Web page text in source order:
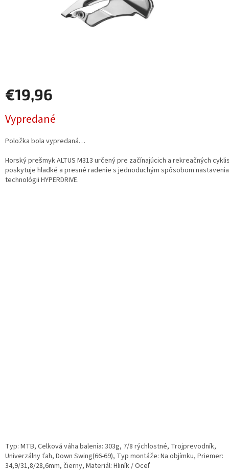
€19,96
cena:
Vypredané
Položka bola vypredaná…
Horský prešmyk ALTUS M313 určený pre začínajúcich a rekreačných
poskytuje hladké a presné radenie s jednoduchým spôsobom
technológii HYPERDRIVE.
Typ: MTB, Celková váha balenia: 303g, 7/8 rýchlostné, Trojprevodník,
Univerzálny ťah, Down Swing(66-69), Typ montáže: Na objímku, Priemer:
34,9/31,8/28,6mm, čierny, Materiál: Hliník / Oceľ